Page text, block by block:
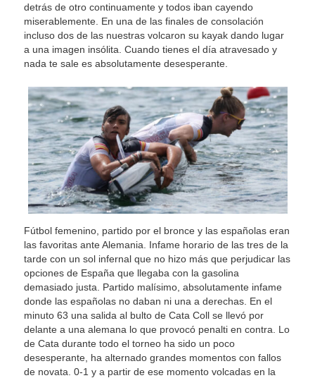
detrás de otro continuamente y todos iban cayendo
miserablemente. En una de las finales de consolación
incluso dos de las nuestras volcaron su kayak dando lugar
a una imagen insólita. Cuando tienes el día atravesado y
nada te sale es absolutamente desesperante.
Fútbol femenino, partido por el bronce y las españolas eran
las favoritas ante Alemania. Infame horario de las tres de la
tarde con un sol infernal que no hizo más que perjudicar las
opciones de España que llegaba con la gasolina
demasiado justa. Partido malísimo, absolutamente infame
donde las españolas no daban ni una a derechas. En el
minuto 63 una salida al bulto de Cata Coll se llevó por
delante a una alemana lo que provocó penalti en contra. Lo
de Cata durante todo el torneo ha sido un poco
desesperante, ha alternado grandes momentos con fallos
de novata. 0-1 y a partir de ese momento volcadas en la